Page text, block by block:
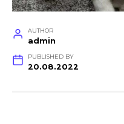
AUTHOR
admin
PUBLISHED BY
20.08.2022